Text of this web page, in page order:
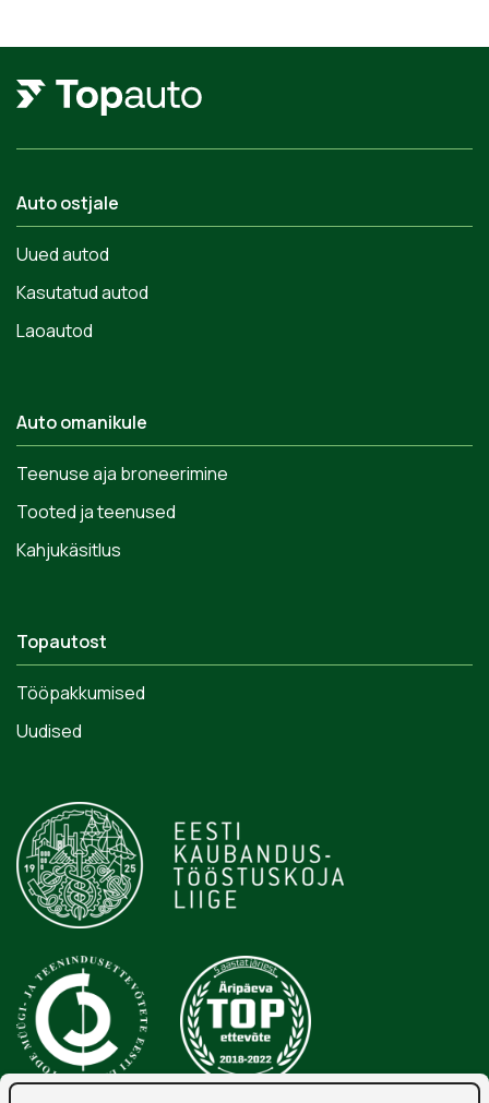
Auto ostjale
Uued autod
Kasutatud autod
Laoautod
Auto omanikule
Teenuse aja broneerimine
Tooted ja teenused
Kahjukäsitlus
Topautost
Tööpakkumised
Uudised